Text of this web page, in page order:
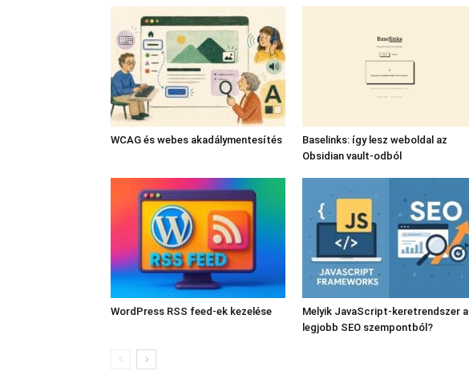
WCAG és webes akadálymentesítés
Baselinks: így lesz weboldal az
Obsidian vault-odból
WordPress RSS feed-ek kezelése
Melyik JavaScript-keretrendszer a
legjobb SEO szempontból?